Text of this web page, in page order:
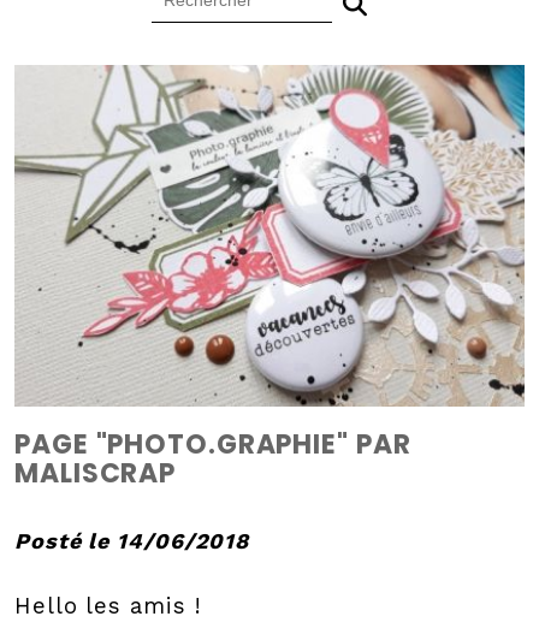
PAGE "PHOTO.GRAPHIE" PAR
MALISCRAP
Posté le 14/06/2018
Hello les amis !